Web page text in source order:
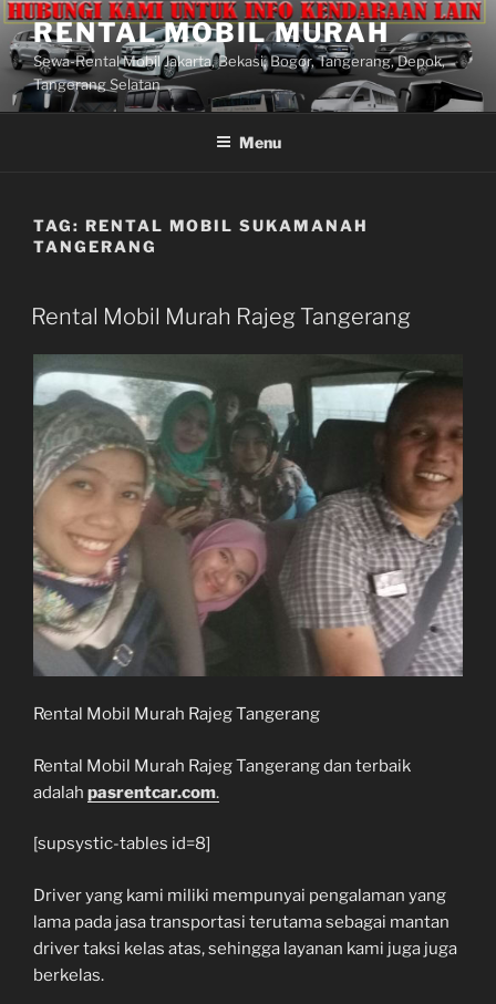
Lompat
ke
konten
RENTAL MOBIL MURAH
Sewa-Rental Mobil Jakarta, Bekasi, Bogor, Tangerang, Depok,
Tangerang Selatan
Menu
TAG: RENTAL MOBIL SUKAMANAH
TANGERANG
Rental Mobil Murah Rajeg Tangerang
Rental Mobil Murah Rajeg Tangerang
Rental Mobil Murah Rajeg Tangerang dan terbaik
adalah pasrentcar.com.
[supsystic-tables id=8]
Driver yang kami miliki mempunyai pengalaman yang
lama pada jasa transportasi terutama sebagai mantan
driver taksi kelas atas, sehingga layanan kami juga juga
berkelas.